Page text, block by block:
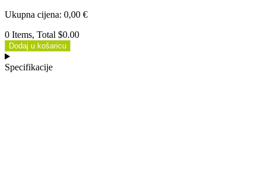
Ukupna cijena: 0,00 €
0 Items, Total $0.00
Dodaj u košaricu
Specifikacije